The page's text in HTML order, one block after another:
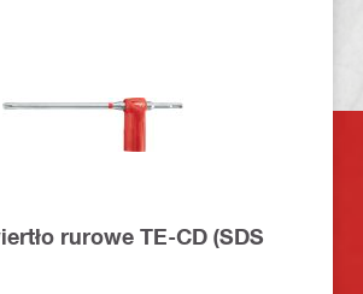
rurowe TE-CD (SDS